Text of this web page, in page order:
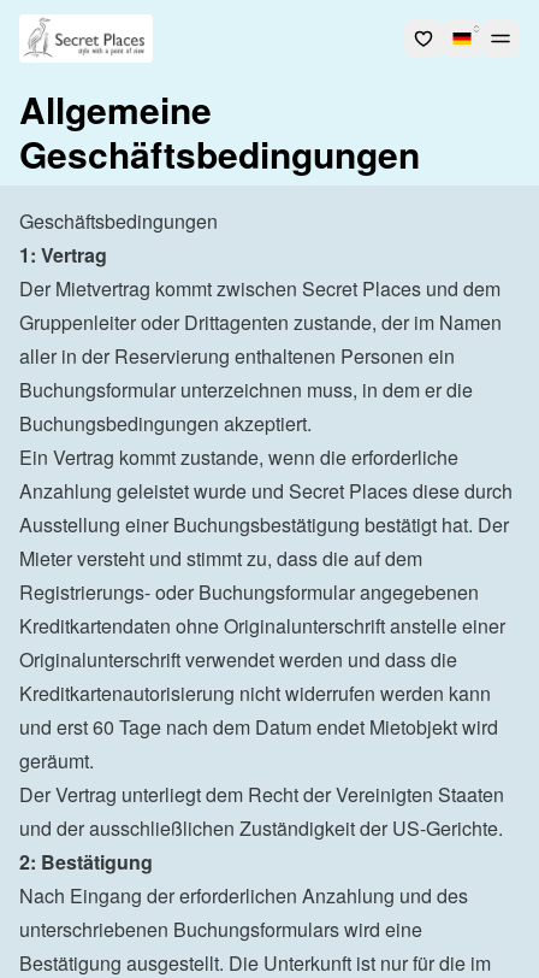
Allgemeine
Geschäftsbedingungen
Geschäftsbedingungen
1: Vertrag
Der Mietvertrag kommt zwischen Secret Places und dem
Gruppenleiter oder Drittagenten zustande, der im Namen
aller in der Reservierung enthaltenen Personen ein
Buchungsformular unterzeichnen muss, in dem er die
Buchungsbedingungen akzeptiert.
Ein Vertrag kommt zustande, wenn die erforderliche
Anzahlung geleistet wurde und Secret Places diese durch
Ausstellung einer Buchungsbestätigung bestätigt hat. Der
Mieter versteht und stimmt zu, dass die auf dem
Registrierungs- oder Buchungsformular angegebenen
Kreditkartendaten ohne Originalunterschrift anstelle einer
Originalunterschrift verwendet werden und dass die
Kreditkartenautorisierung nicht widerrufen werden kann
und erst 60 Tage nach dem Datum endet Mietobjekt wird
geräumt.
Der Vertrag unterliegt dem Recht der Vereinigten Staaten
und der ausschließlichen Zuständigkeit der US-Gerichte.
2: Bestätigung
Nach Eingang der erforderlichen Anzahlung und des
unterschriebenen Buchungsformulars wird eine
Bestätigung ausgestellt. Die Unterkunft ist nur für die im